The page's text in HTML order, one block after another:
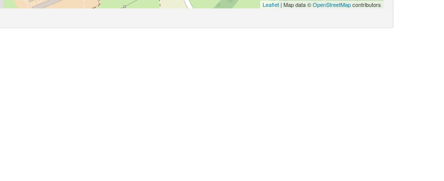
Leaflet | Map data ©OpenStreetMapcontributors